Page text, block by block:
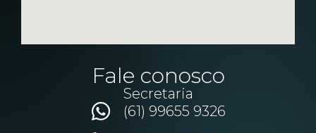
Fale conosco
Secretaria
(61) 99655 9326